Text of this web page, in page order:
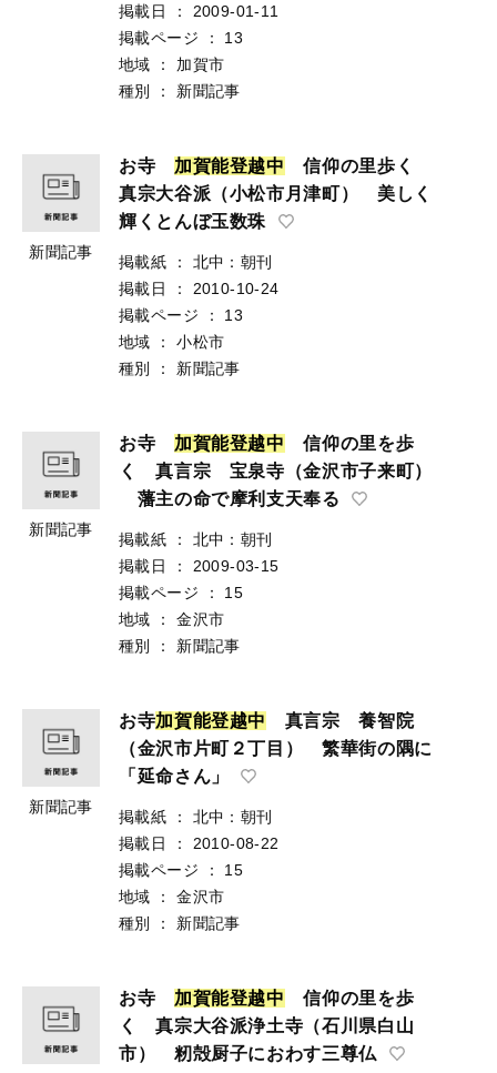
掲載日
：
2009-01-11
掲載ページ
：
13
地域
：
加賀市
種別
： 新聞記事
新聞記事
お寺 加賀能登越中
信仰の里歩く
真宗大谷派（小松市月津町） 美しく
輝くとんぼ玉数珠
掲載紙 ：
北中：朝刊
掲載日
：
2010-10-24
掲載ページ
：
13
地域
：
小松市
種別
： 新聞記事
新聞記事
お寺 加賀能登越中
信仰の里を歩
く 真言宗 宝泉寺（金沢市子来町）
藩主の命で摩利支天奉る
掲載紙 ：
北中：朝刊
掲載日
：
2009-03-15
掲載ページ
：
15
地域
：
金沢市
種別
： 新聞記事
新聞記事
お寺加賀能登越中
真言宗 養智院
（金沢市片町２丁目） 繁華街の隅に
「延命さん」
掲載紙 ：
北中：朝刊
掲載日
：
2010-08-22
掲載ページ
：
15
地域
：
金沢市
種別
： 新聞記事
お寺 加賀能登越中
信仰の里を歩
く 真宗大谷派浄土寺（石川県白山
市） 籾殻厨子におわす三尊仏